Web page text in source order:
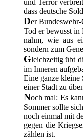
dass deutsche
Der
Tod er bewusst in
nahm, wie aus
sondern zum
Gleichzeitig übt
im Inneren
Eine ganze kleine
einer Stadt zu
Noch mal: Es
Sommer sollte sich
noch einmal mit
gegen die
zählen ist.